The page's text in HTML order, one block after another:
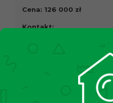
Cena: 126 000 zł
Kontakt:
tel: +48 571 808 924
tel: +48 12 307 21 24
Zachęcamy do kontaktu!